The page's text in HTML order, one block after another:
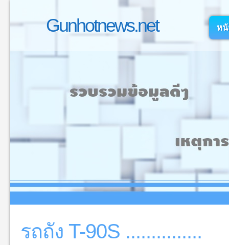
Gunhotnews.net หน้
รถถัง T-90S ...............